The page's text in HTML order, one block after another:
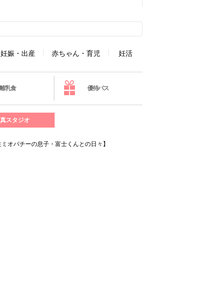
妊娠・出産 赤ちゃん・育児 妊活
離乳食 優待パス
スタジオ
オパチーの息子・富士くんとの日々】